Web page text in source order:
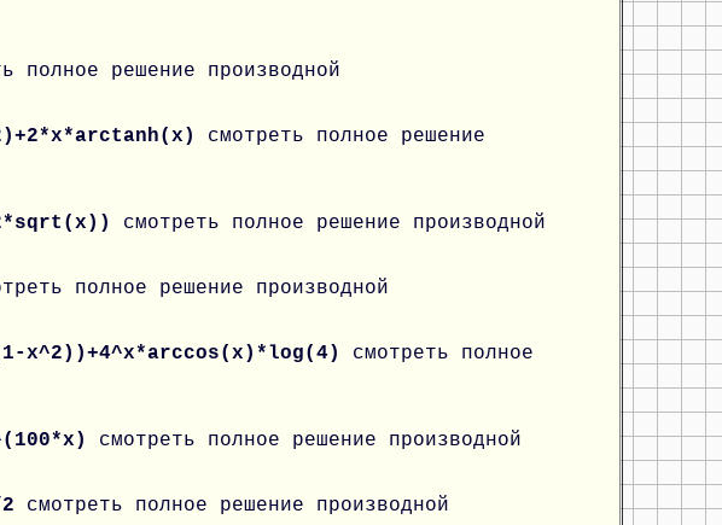
полное решение производной
смотреть полное решение
смотреть полное решение производной
полное решение производной
смотреть полное
смотреть полное решение производной
смотреть полное решение производной